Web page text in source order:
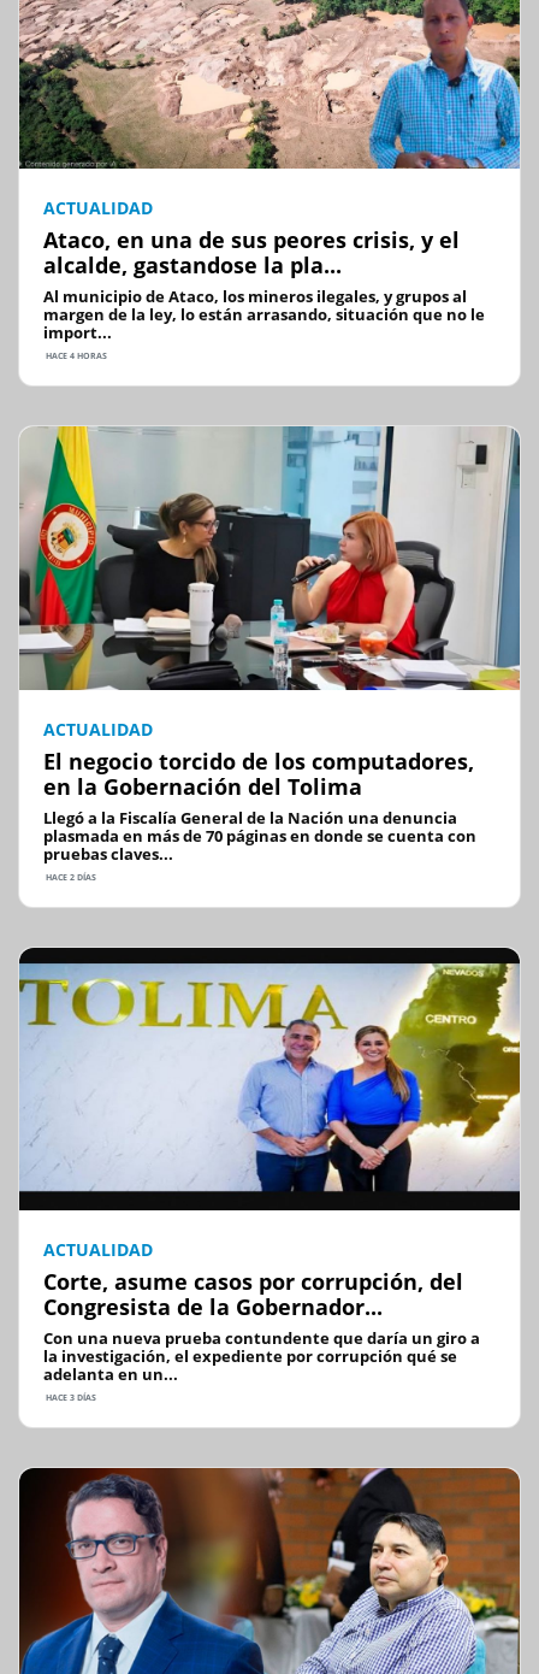
ACTUALIDAD
Ataco, en una de sus peores crisis, y el
alcalde, gastandose la pla...
Al municipio de Ataco, los mineros ilegales, y grupos al
margen de la ley, lo están arrasando, situación que no le
import...
HACE 4 HORAS
ACTUALIDAD
El negocio torcido de los computadores,
en la Gobernación del Tolima
Llegó a la Fiscalía General de la Nación una denuncia
plasmada en más de 70 páginas en donde se cuenta con
pruebas claves...
HACE 2 DÍAS
ACTUALIDAD
Corte, asume casos por corrupción, del
Congresista de la Gobernador...
Con una nueva prueba contundente que daría un giro a
la investigación, el expediente por corrupción qué se
adelanta en un...
HACE 3 DÍAS